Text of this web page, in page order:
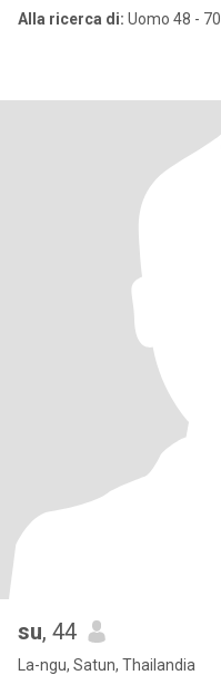
Alla ricerca di: Uomo 48 - 70
su, 44
La-ngu, Satun, Thailandia